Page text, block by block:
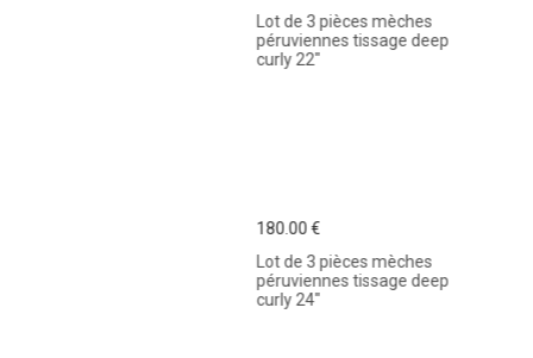
Lot de 3 pièces mèches
péruviennes tissage deep
curly 22"
Lot de 3 pièces mèches
péruviennes tissage deep
curly 24"
180.00 €